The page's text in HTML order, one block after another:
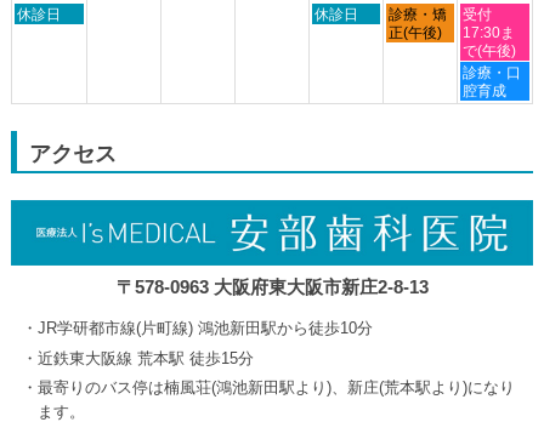
2026
2026
2026
日
30th
休診日
木
3rd
休診日
金
曜
4th
診療・矯
正(午後)
土
曜
日,
9
月
5th
受付
17:30ま
で(午後)
土
曜
日,
診療・口
腔育成
アクセス
〒578-0963 大阪府東大阪市新庄2-8-13
JR学研都市線(片町線) 鴻池新田駅から徒歩10分
近鉄東大阪線 荒本駅 徒歩15分
最寄りのバス停は楠風荘(鴻池新田駅より)、新庄(荒本駅より)になり
ます。